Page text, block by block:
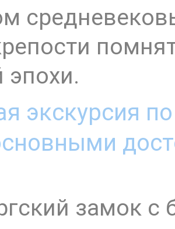
эпохи.
экскурсия
замок с